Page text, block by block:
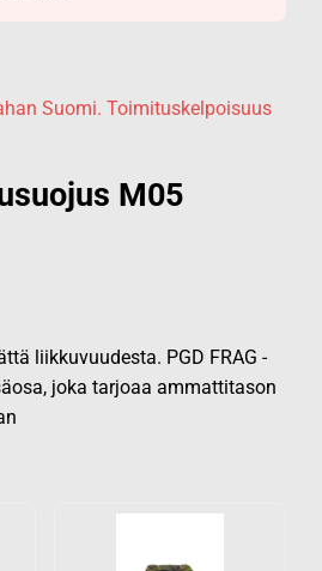
Suomi. Toimituskelpoisuus
M05
liikkuvuudesta. PGD FRAG -
joka tarjoaa ammattitason